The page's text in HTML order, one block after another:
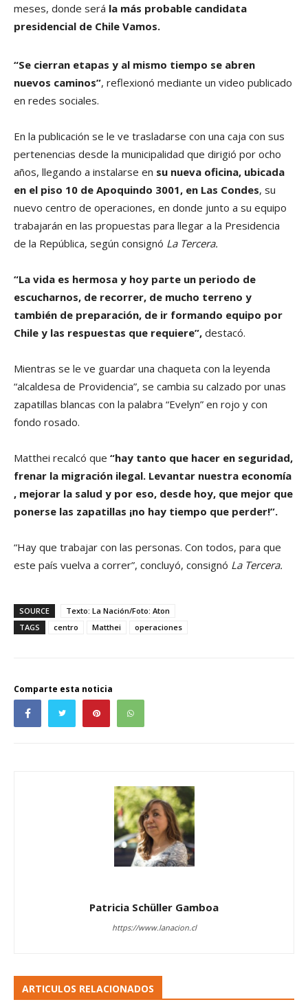
meses, donde será la más probable candidata
presidencial de Chile Vamos.
“Se cierran etapas y al mismo tiempo se abren
nuevos caminos”, reflexionó mediante un video publicado
en redes sociales.
En la publicación se le ve trasladarse con una caja con sus
pertenencias desde la municipalidad que dirigió por ocho
años, llegando a instalarse en su nueva oficina, ubicada
en el piso 10 de Apoquindo 3001, en Las Condes, su
nuevo centro de operaciones, en donde junto a su equipo
trabajarán en las propuestas para llegar a la Presidencia
de la República, según consignó La Tercera.
“La vida es hermosa y hoy parte un periodo de
escucharnos, de recorrer, de mucho terreno y
también de preparación, de ir formando equipo por
Chile y las respuestas que requiere”, destacó.
Mientras se le ve guardar una chaqueta con la leyenda
“alcaldesa de Providencia”, se cambia su calzado por unas
zapatillas blancas con la palabra “Evelyn” en rojo y con
fondo rosado.
Matthei recalcó que “hay tanto que hacer en seguridad,
frenar la migración ilegal. Levantar nuestra economía
, mejorar la salud y por eso, desde hoy, que mejor que
ponerse las zapatillas ¡no hay tiempo que perder!”.
“Hay que trabajar con las personas. Con todos, para que
este país vuelva a correr”, concluyó, consignó La Tercera.
SOURCE
Texto: La Nación/Foto: Aton
TAGS
centro Matthei operaciones
Comparte esta noticia
Patricia Schüller Gamboa
https://www.lanacion.cl
ARTICULOS RELACIONADOS